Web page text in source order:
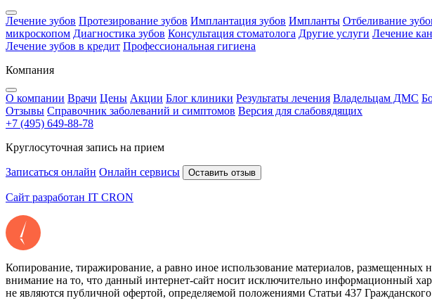
Лечение зубов Протезирование зубов Имплантация зубов Импланты Отбеливание
микроскопом Диагностика зубов Консультация стоматолога Другие услуги Лечение
Лечение зубов в кредит Профессиональная гигиена
Компания
О компании Врачи Цены Акции Блог клиники Результаты лечения Владельцам ДМС
Отзывы Справочник заболеваний и симптомов Версия для слабовядящих
+7 (495) 649-88-78
Круглосуточная запись на прием
Записаться онлайн Онлайн сервисы Оставить отзыв
Сайт разработан IT CRON
Копирование, тиражирование, а равно иное использование материалов,
внимание на то, что данный интернет-сайт носит исключительно информационный
не являются публичной офертой, определяемой положениями Статьи 437